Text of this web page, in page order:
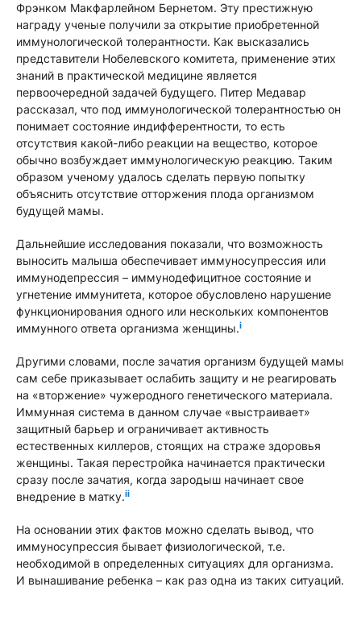
Фрэнком Макфарлейном Бернетом. Эту престижную
награду ученые получили за открытие приобретенной
иммунологической толерантности. Как высказались
представители Нобелевского комитета, применение этих
знаний в практической медицине является
первоочередной задачей будущего. Питер Медавар
рассказал, что под иммунологической толерантностью он
понимает состояние индифферентности, то есть
отсутствия какой-либо реакции на вещество, которое
обычно возбуждает иммунологическую реакцию. Таким
образом ученому удалось сделать первую попытку
объяснить отсутствие отторжения плода организмом
будущей мамы.
Дальнейшие исследования показали, что возможность
выносить малыша обеспечивает иммуносупрессия или
иммунодепрессия – иммунодефицитное состояние и
угнетение иммунитета, которое обусловлено нарушение
функционирования одного или нескольких компонентов
иммунного ответа организма женщины.i
Другими словами, после зачатия организм будущей мамы
сам себе приказывает ослабить защиту и не реагировать
на «вторжение» чужеродного генетического материала.
Иммунная система в данном случае «выстраивает»
защитный барьер и ограничивает активность
естественных киллеров, стоящих на страже здоровья
женщины. Такая перестройка начинается практически
сразу после зачатия, когда зародыш начинает свое
внедрение в матку.ii
На основании этих фактов можно сделать вывод, что
иммуносупрессия бывает физиологической, т.е.
необходимой в определенных ситуациях для организма.
И вынашивание ребенка – как раз одна из таких ситуаций.